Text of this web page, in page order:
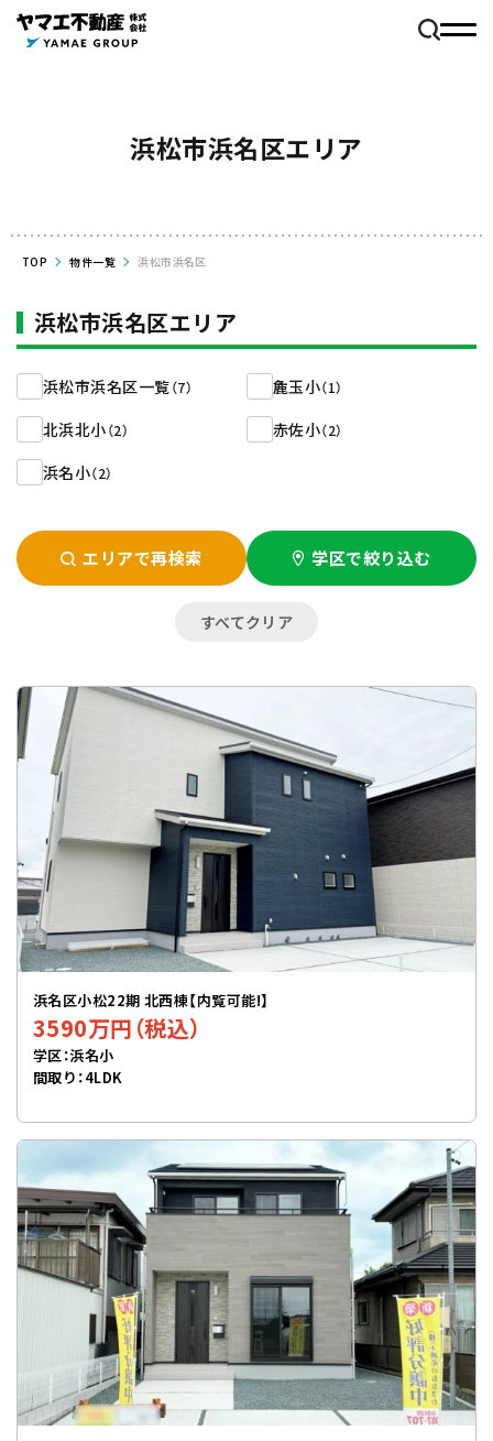
浜松市浜名区エリア
TOP 物件一覧 浜松市浜名区
浜松市浜名区エリア
浜松市浜名区一覧（7） 麁玉小（1）
北浜北小（2） 赤佐小（2）
浜名小（2）
エリアで再検索 学区で絞り込む
すべてクリア
浜名区小松22期 北西棟【内覧可能!】
3590万円（税込）
学区：浜名小
間取り：4LDK